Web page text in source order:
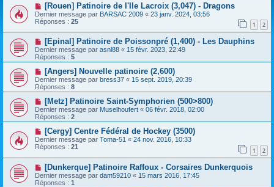
[Rouen] Patinoire de l'Ile Lacroix (3,047) - Dragons
Dernier message par BARSAC 2009 « 23 janv. 2024, 03:56
Réponses : 25 1 2
[Epinal] Patinoire de Poissonpré (1,400) - Les Dauphins
Dernier message par asnl88 « 15 févr. 2023, 22:49
Réponses : 5
[Angers] Nouvelle patinoire (2,600)
Dernier message par bress37 « 15 sept. 2019, 20:39
Réponses : 8
[Metz] Patinoire Saint-Symphorien (500>800)
Dernier message par Muselhoufert « 06 févr. 2018, 02:00
Réponses : 2
[Cergy] Centre Fédéral de Hockey (3500)
Dernier message par Toma-51 « 24 nov. 2016, 10:33
Réponses : 21 1 2
[Dunkerque] Patinoire Raffoux - Corsaires Dunkerquois
Dernier message par dam59210 « 15 mars 2016, 17:45
Réponses : 1